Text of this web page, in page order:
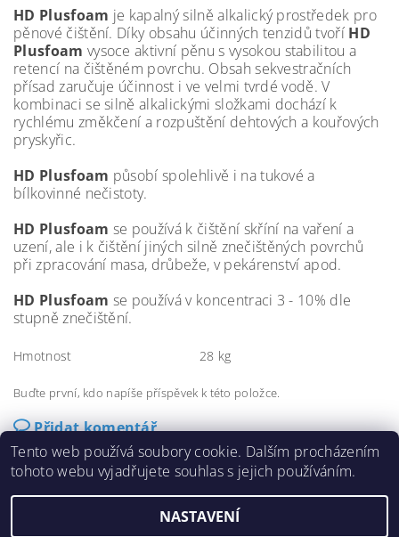
HD Plusfoam je kapalný silně alkalický prostředek pro
pěnové čištění. Díky obsahu účinných tenzidů tvoří HD
Plusfoam vysoce aktivní pěnu s vysokou stabilitou a
retencí na čištěném povrchu. Obsah sekvestračních
přísadzaručuje účinnost i ve velmi tvrdé vodě. V
kombinaci se silně alkalickými složkami dochází k
rychlému změkčení a rozpuštění dehtovýcha kouřových
pryskyřic.
HD Plusfoam působí spolehlivě i na tukové a
bílkovinné nečistoty.
HD Plusfoam se používá k čištění skříní na vařenía
uzení, ale i k čištění jiných silně znečištěných povrchů
při zpracování masa, drůbeže, v pekárenství apod.
HD Plusfoam se používá v koncentraci 3 - 10% dle
stupně znečištění.
Hmotnost 28 kg
Buďte první, kdo napíše příspěvek k této položce.
Přidat komentář
Tento web používá soubory cookie. Dalším procházením
tohoto webu vyjadřujete souhlas s jejich používáním.
NASTAVENÍ